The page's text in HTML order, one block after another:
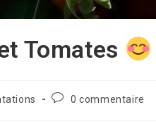
Tomates
Commentaires
0 commentaire